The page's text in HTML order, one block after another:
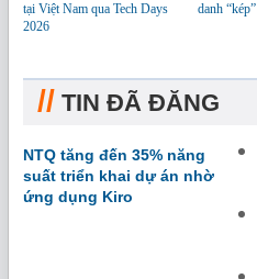
tại Việt Nam qua Tech Days
2026
danh “kép”
// TIN ĐÃ ĐĂNG
NTQ tăng đến 35% năng
suất triển khai dự án nhờ
ứng dụng Kiro